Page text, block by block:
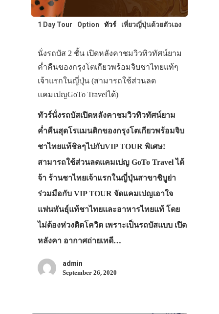
1 Day Tour Option ทัวร์ เที่ยวญี่ปุ่นด้วยตัวเอง
นั่งรถบัส 2 ชั้น เปิดหลังคาชมวิวทิวทัศน์ยาม
ค่ำคืนของกรุงโตเกียวพร้อมจิบชาไทยแท้ๆ
เจ้าแรกในญี่ปุ่น (สามารถใช้ส่วนลด
แคมเปญGoTo Travelได้)
ทัวร์นั่งรถบัสเปิดหลังคาชมวิวทิวทัศน์ยาม
ค่ำคืนสุดโรแมนติกของกรุงโตเกียวพร้อมจิบ
ชาไทยแท้ชิลๆไปกับVIP TOUR พิเศษ!
สามารถใช้ส่วนลดแคมเปญ GoTo Travel ได้
จ้า ร้านชาไทยเจ้าแรกในญี่ปุ่นสาขาชิบูย่า
ร่วมมือกับ VIP TOUR จัดแคมเปญเอาใจ
แฟนพันธุ์แท้ชาไทยและอาหารไทยแท้ โดย
ไม่ต้องห่วงติดโควิด เพราะเป็นรถบัสแบบ เปิด
หลังคา อากาศถ่ายเทดี…
admin
September 26, 2020